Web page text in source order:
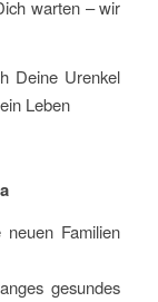
warten – wir
Deine Urenkel
Leben
Familien
gesundes